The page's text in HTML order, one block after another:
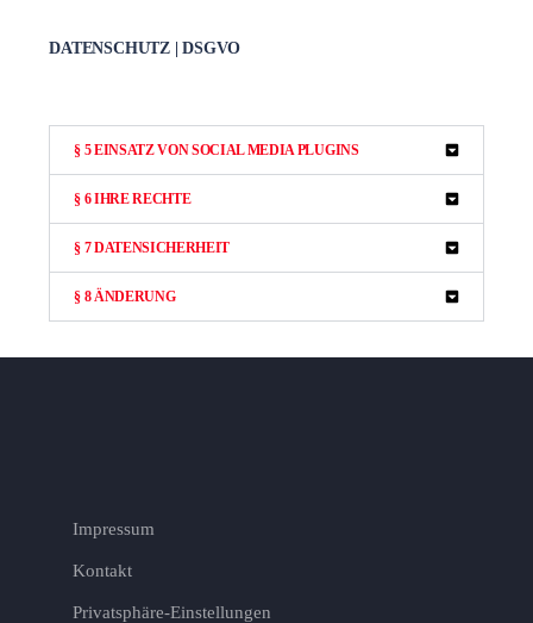
DATENSCHUTZ | DSGVO
§ 5 EINSATZ VON SOCIAL MEDIA PLUGINS
§ 6 IHRE RECHTE
§ 7 DATENSICHERHEIT
§ 8 ÄNDERUNG
Impressum
Kontakt
Privatsphäre-Einstellungen